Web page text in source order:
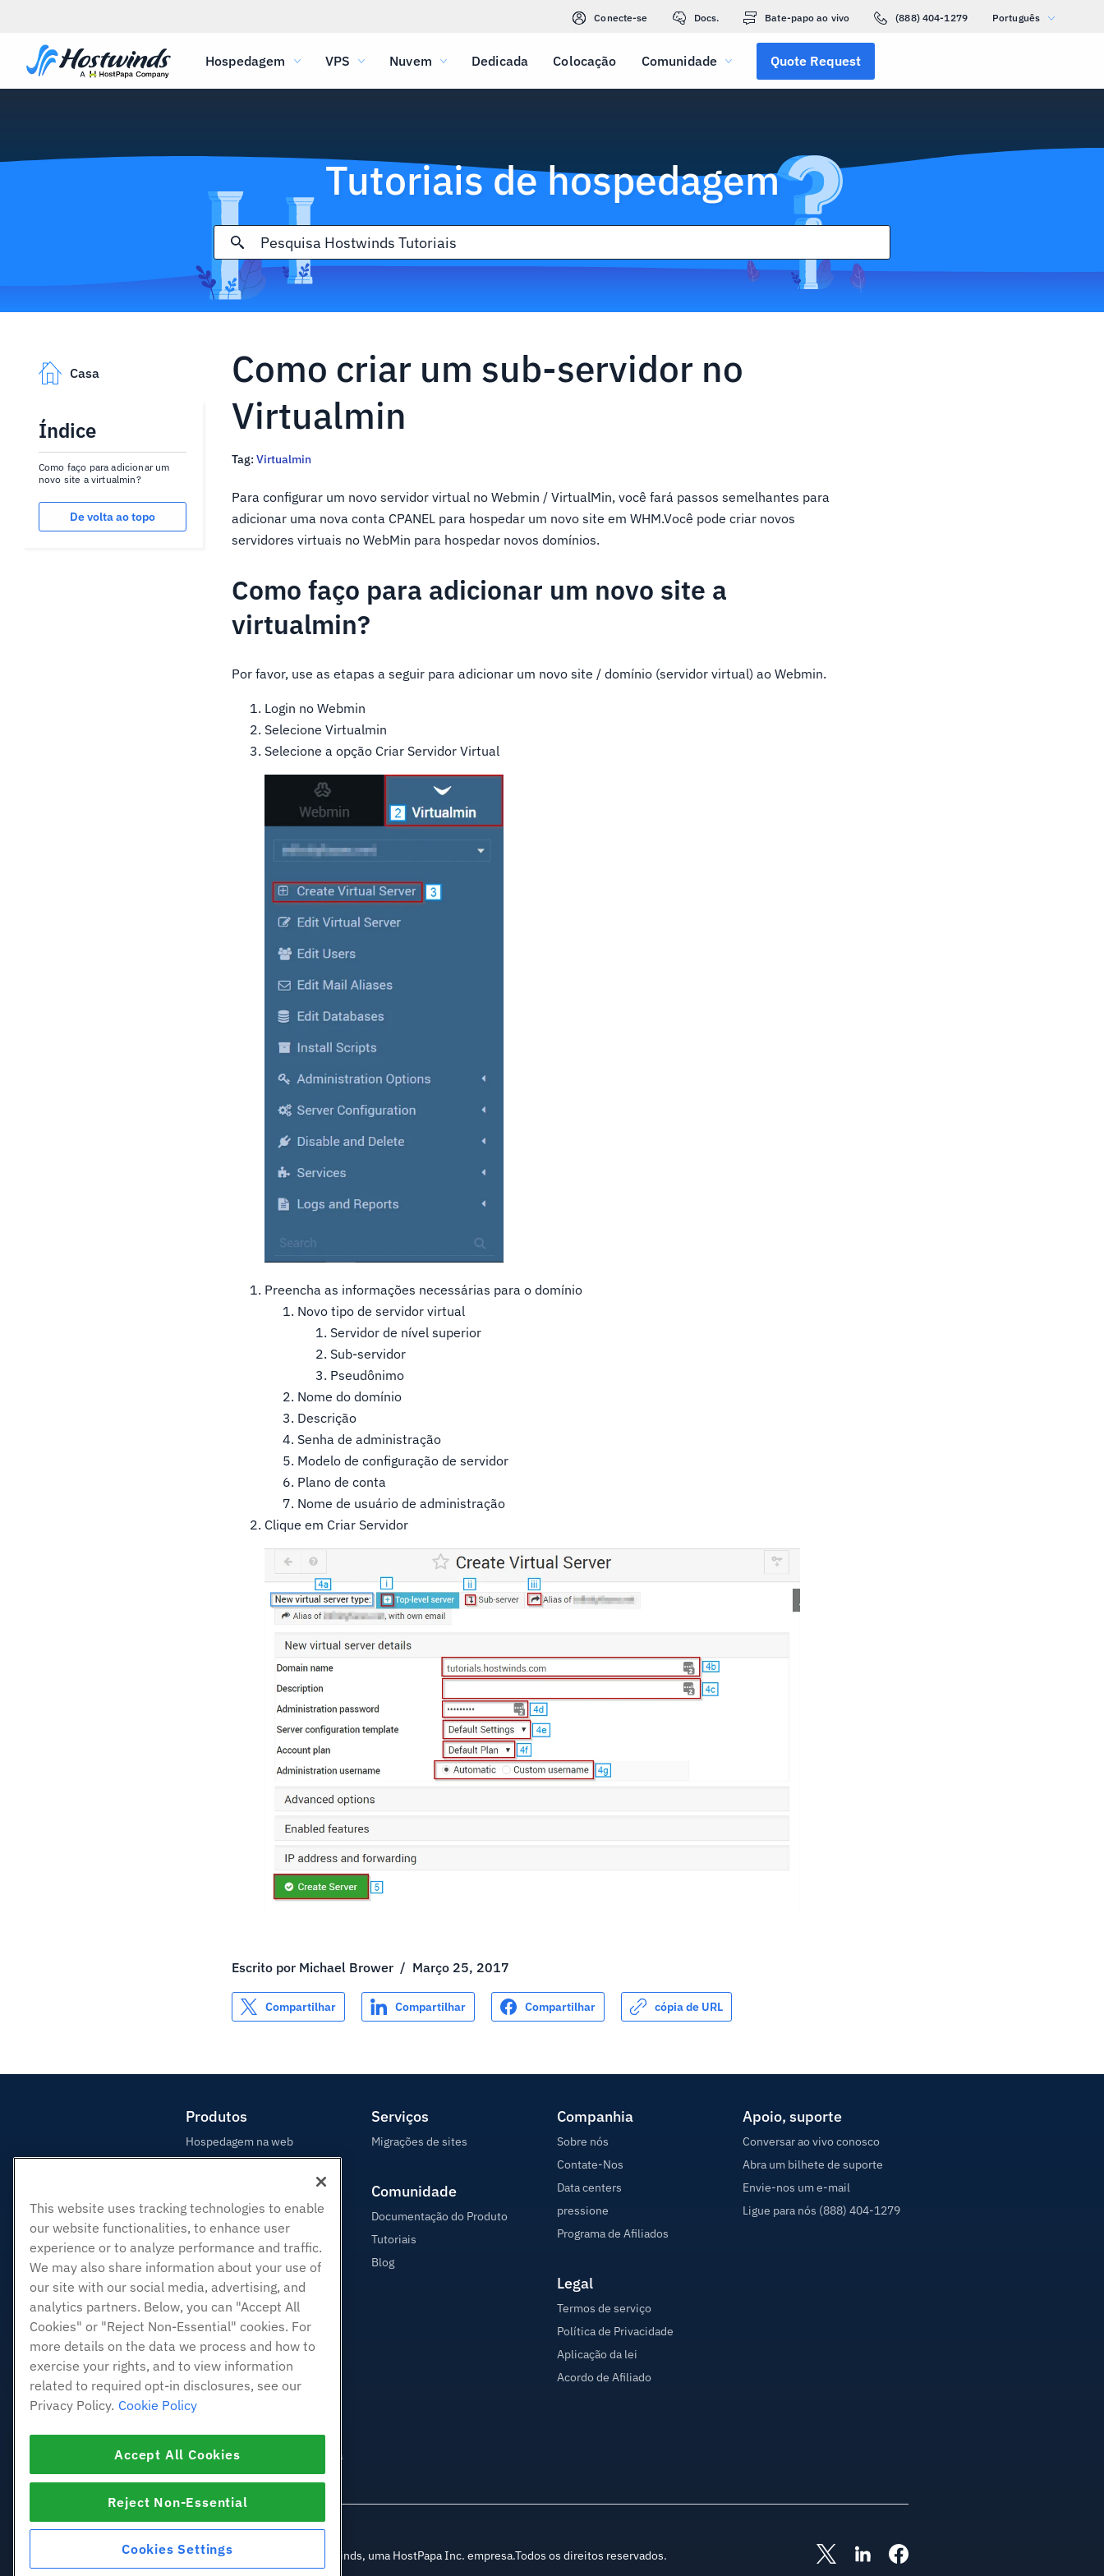
Conecte-se Docs. Bate-papo ao vivo (888) 404-1279 Português
Hospedagem VPS Nuvem Dedicada Colocação Comunidade Quote Request
Tutoriais de hospedagem
Casa
Índice
Como faço para adicionar um
novo site a virtualmin?
De volta ao topo
Como criar um sub-servidor no
Virtualmin
Tag: Virtualmin
Para configurar um novo servidor virtual no Webmin / VirtualMin, você fará passos semelhantes para
adicionar uma nova conta CPANEL para hospedar um novo site em WHM.Você pode criar novos
servidores virtuais no WebMin para hospedar novos domínios.
Como faço para adicionar um novo site a
virtualmin?
Por favor, use as etapas a seguir para adicionar um novo site / domínio (servidor virtual) ao Webmin.
Login no Webmin
Selecione Virtualmin
Selecione a opção Criar Servidor Virtual
Preencha as informações necessárias para o domínio
Novo tipo de servidor virtual
Servidor de nível superior
Sub-servidor
Pseudônimo
Nome do domínio
Descrição
Senha de administração
Modelo de configuração de servidor
Plano de conta
Nome de usuário de administração
Clique em Criar Servidor
Escrito por Michael Brower / Março 25, 2017
Compartilhar Compartilhar Compartilhar cópia de URL
Produtos
Hospedagem na web
Revendedor com etiqueta em
branco
Linux gerenciado VPS
Linux não gerenciado VPS
Janelas gerenciadas VPS
Windows não gerenciado VPS
Servidores de nuvem
Balanceadores de carga
Armazenamento em Bloco
Armazenamento de Objetos
SSL Certificados
Hospedagem de aplicativos da
Serviços
Migrações de sites
Comunidade
Documentação do Produto
Tutoriais
Blog
Companhia
Sobre nós
Contate-Nos
Data centers
pressione
Programa de Afiliados
Legal
Termos de serviço
Política de Privacidade
Aplicação da lei
Acordo de Afiliado
Apoio, suporte
Conversar ao vivo conosco
Abra um bilhete de suporte
Envie-nos um e-mail
Ligue para nós (888) 404-1279
© 2010-2026 Hostwinds, uma HostPapa Inc. empresa.Todos os direitos reservados.
This website uses tracking technologies to enable
our website functionalities, to enhance user
experience or to analyze performance and traffic.
We may also share information about your use of
our site with our social media, advertising, and
analytics partners. Below, you can "Accept All
Cookies" or "Reject Non-Essential" cookies. For
more details on the data we process and how to
exercise your rights, and to view information
related to required opt-in disclosures, see our
Privacy Policy. Cookie Policy
Accept All Cookies
Reject Non-Essential
Cookies Settings